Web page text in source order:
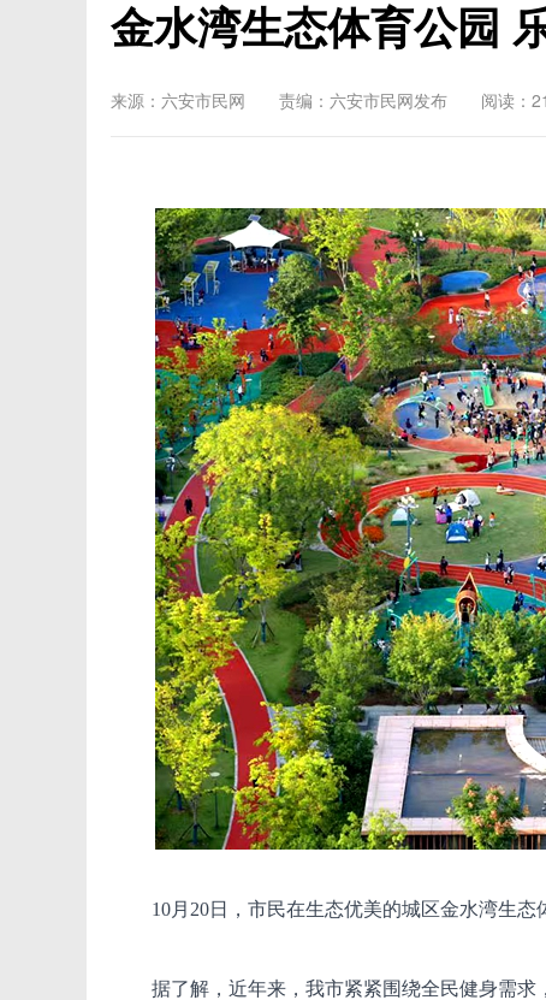
金水湾生态体育公园
来源：六安市民网 责编：六安市民网发布 阅读：
10月20日，市民在生态优美的城区金水湾生
据了解，近年来，我市紧紧围绕全民健身需求